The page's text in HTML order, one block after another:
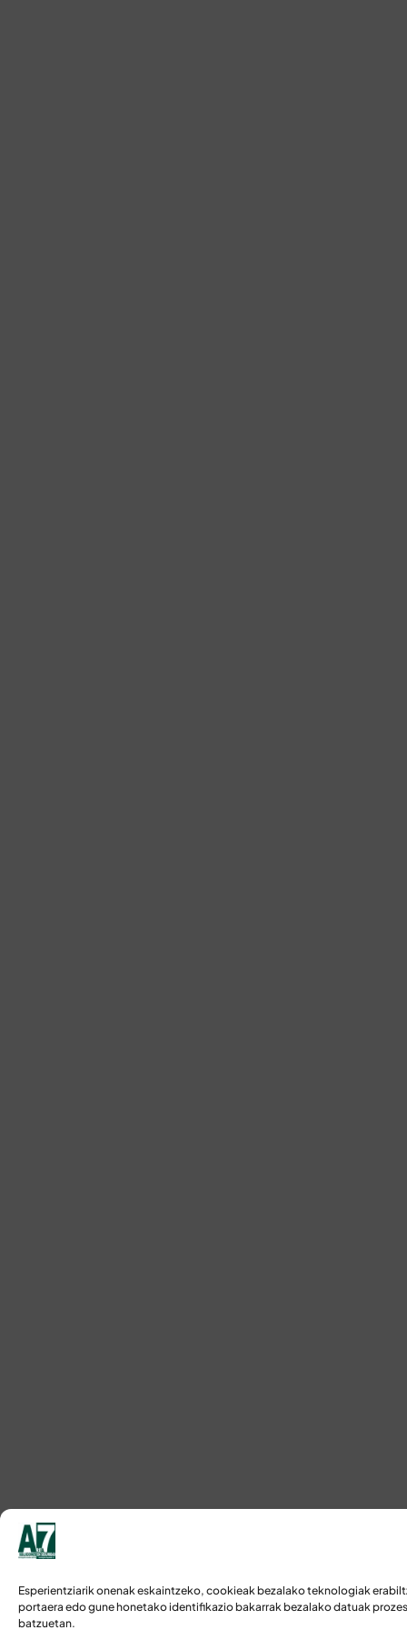
Esperientziarik onenak eskaintzeko, cookieak bezalako teknologiak
portaera edo gune honetako identifikazio bakarrak bezalako datuak
batzuetan.